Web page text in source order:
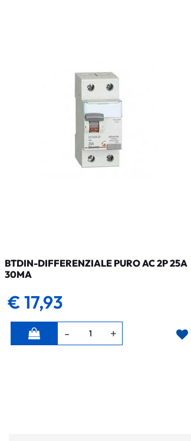
BTDIN-DIFFERENZIALE PURO AC 2P 25A
30MA
€ 17,93
Quantità